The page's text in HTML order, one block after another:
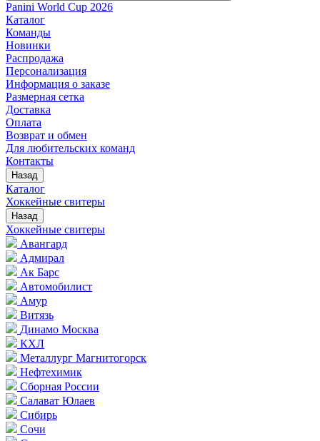
Panini World Cup 2026
Каталог
Команды
Новинки
Распродажа
Персонализация
Информация о заказе
Размерная сетка
Доставка
Оплата
Возврат и обмен
Для любительских команд
Контакты
Назад
Каталог
Хоккейные свитеры
Назад
Хоккейные свитеры
Авангард
Адмирал
Ак Барс
Автомобилист
Амур
Витязь
Динамо Москва
КХЛ
Металлург Магнитогорск
Нефтехимик
Сборная России
Салават Юлаев
Сибирь
Сочи